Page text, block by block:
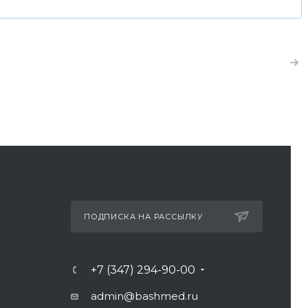
ПОДПИСКА НА РАССЫЛКУ
+7 (347) 294-90-00
admin@bashmed.ru